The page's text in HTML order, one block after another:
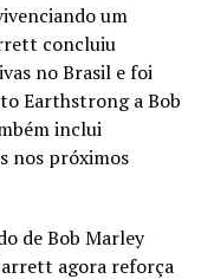
um
concluiu
no Brasil e foi
Earthstrong a Bob
inclui
nos próximos
de Bob Marley
agora reforça